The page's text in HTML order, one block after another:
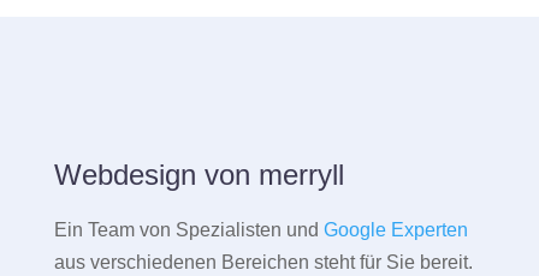
Webdesign von merryll
Ein Team von Spezialisten und Google Experten
aus verschiedenen Bereichen steht für Sie bereit.